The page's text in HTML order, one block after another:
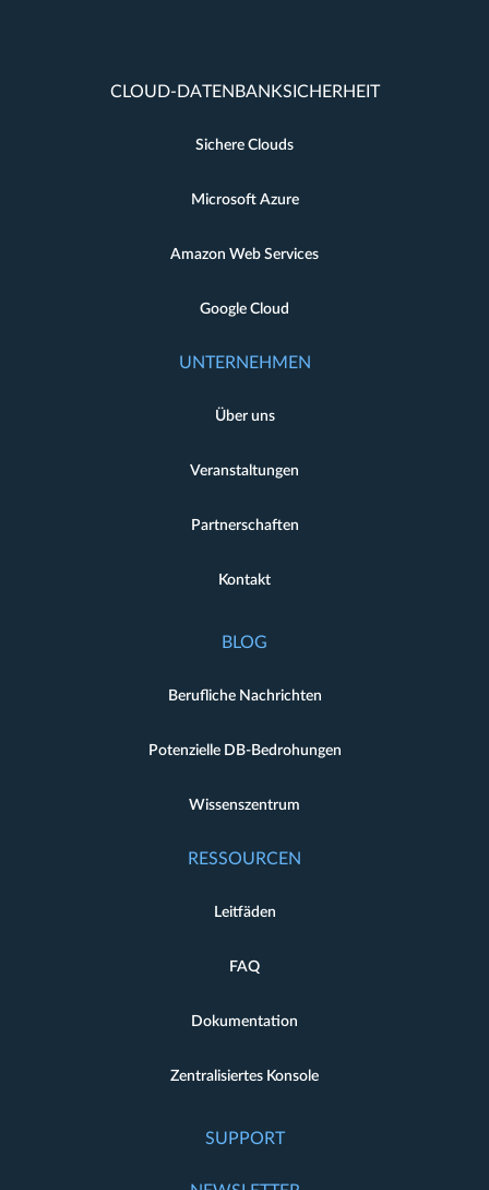
CLOUD-DATENBANKSICHERHEIT
Sichere Clouds
Microsoft Azure
Amazon Web Services
Google Cloud
UNTERNEHMEN
Über uns
Veranstaltungen
Partnerschaften
Kontakt
BLOG
Berufliche Nachrichten
Potenzielle DB-Bedrohungen
Wissenszentrum
RESSOURCEN
Leitfäden
FAQ
Dokumentation
Zentralisiertes Konsole
SUPPORT